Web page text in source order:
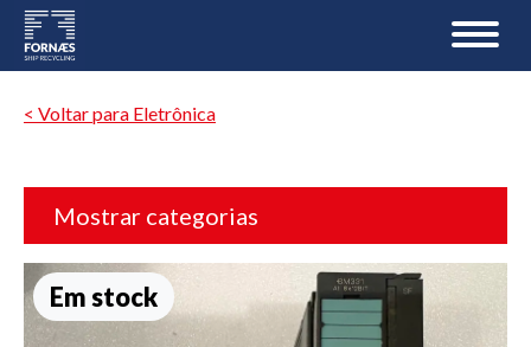
< Voltar para Eletrônica
Mostrar categorias
Em stock